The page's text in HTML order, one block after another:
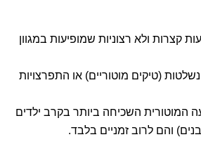
קצרות ולא רצוניות שמופיעות במגוון
(טיקים מוטוריים) או התפרצויות
המוטורית השכיחה ביותר בקרב ילדים
והם לרוב זמניים בלבד.